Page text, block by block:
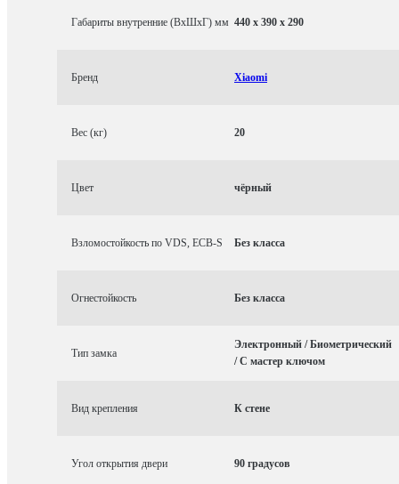
Габариты внутренние (ВхШхГ) мм 440 x 390 x 290
Бренд Xiaomi
Вес (кг) 20
Цвет чёрный
Взломостойкость по VDS, ECB-S Без класса
Огнестойкость Без класса
Тип замка
Электронный / Биометрический
/ С мастер ключом
Вид крепления К стене
Угол открытия двери 90 градусов